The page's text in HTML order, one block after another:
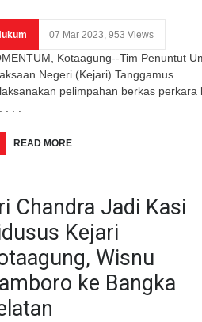
07 Mar 2023, 953 Views
Kotaagung--Tim Penuntut
Negeri (Kejari) Tanggamus
pelimpahan berkas perkara
. .
READ MORE
Chandra Jadi Kasi
Kejari
Wisnu
ke Bangka